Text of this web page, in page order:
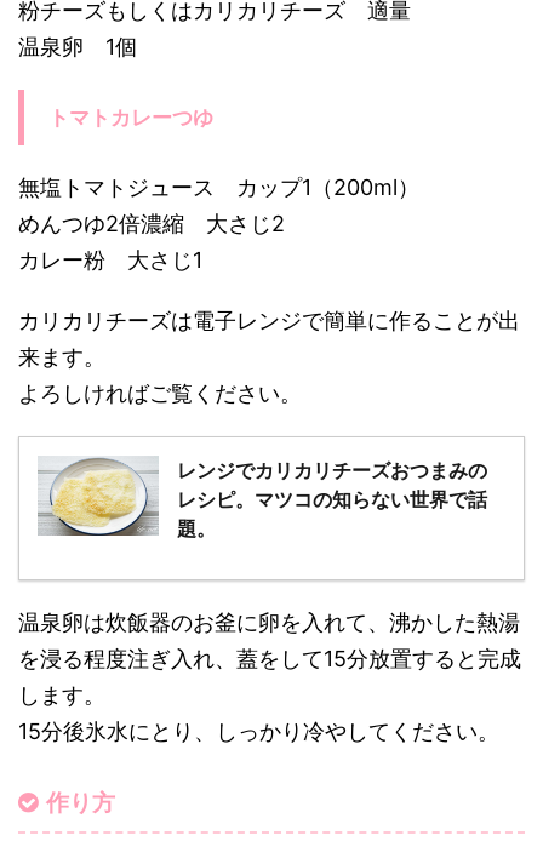
粉チーズもしくはカリカリチーズ 適量
温泉卵 1個
トマトカレーつゆ
無塩トマトジュース カップ1（200ml）
めんつゆ2倍濃縮 大さじ2
カレー粉 大さじ1
カリカリチーズは電子レンジで簡単に作ることが出
来ます。
よろしければご覧ください。
レンジでカリカリチーズおつまみの
レシピ。マツコの知らない世界で話
題。
温泉卵は炊飯器のお釜に卵を入れて、沸かした熱湯
を浸る程度注ぎ入れ、蓋をして15分放置すると完成
します。
15分後氷水にとり、しっかり冷やしてください。
作り方